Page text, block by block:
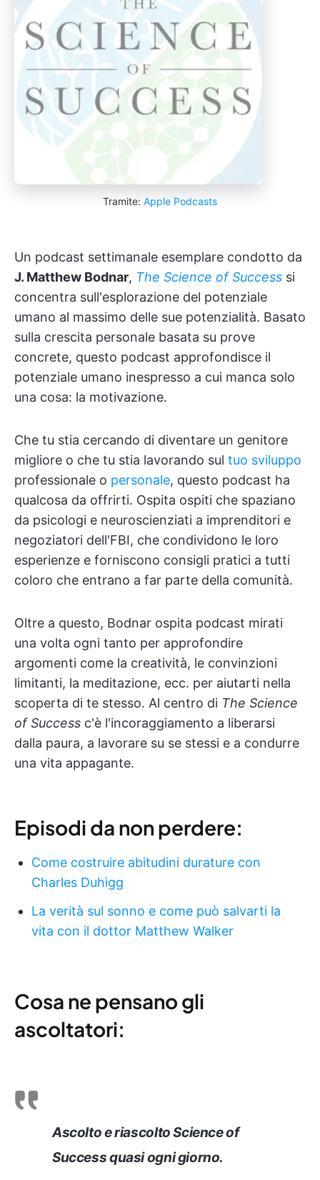
Tramite: Apple Podcasts
Un podcast settimanale esemplare condotto da
J. Matthew Bodnar, The Science of Success si
concentra sull'esplorazione del potenziale
umano al massimo delle sue potenzialità. Basato
sulla crescita personale basata su prove
concrete, questo podcast approfondisce il
potenziale umano inespresso a cui manca solo
una cosa: la motivazione.
Che tu stia cercando di diventare un genitore
migliore o che tu stia lavorando sul tuo sviluppo
professionale o personale, questo podcast ha
qualcosa da offrirti. Ospita ospiti che spaziano
da psicologi e neuroscienziati a imprenditori e
negoziatori dell'FBI, che condividono le loro
esperienze e forniscono consigli pratici a tutti
coloro che entrano a far parte della comunità.
Oltre a questo, Bodnar ospita podcast mirati
una volta ogni tanto per approfondire
argomenti come la creatività, le convinzioni
limitanti, la meditazione, ecc. per aiutarti nella
scoperta di te stesso. Al centro di The Science
of Success c'è l'incoraggiamento a liberarsi
dalla paura, a lavorare su se stessi e a condurre
una vita appagante.
Episodi da non perdere:
Come costruire abitudini durature con
Charles Duhigg
La verità sul sonno e come può salvarti la
vita con il dottor Matthew Walker
Cosa ne pensano gli
ascoltatori:
Ascolto e riascolto Science of
Success quasi ogni giorno.